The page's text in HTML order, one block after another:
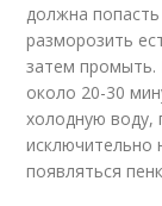
должна
разморозить
затем промыть.
около 20-30
холодную воду,
исключительно
появляться